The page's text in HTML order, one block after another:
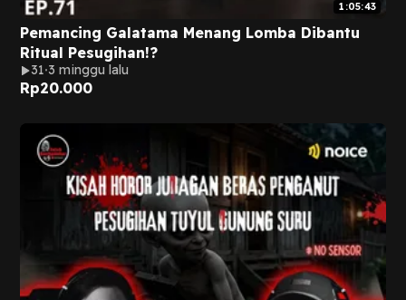
1:05:43
Pemancing Galatama Menang Lomba Dibantu
Ritual Pesugihan!?
31 3 minggu lalu
Rp20.000